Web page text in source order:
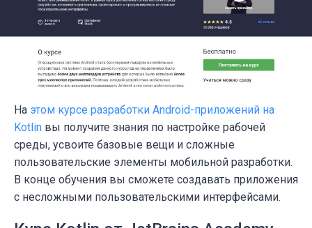
На этом курсе разработки Android-приложений на
Kotlin вы получите знания по настройке рабочей
среды, усвоите базовые вещи и сложные
пользовательские элементы мобильной разработки.
В конце обучения вы сможете создавать приложения
с несложными пользовательскими интерфейсами.